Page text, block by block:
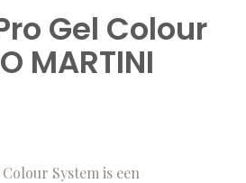
Gel Colour
MARTINI
System is een